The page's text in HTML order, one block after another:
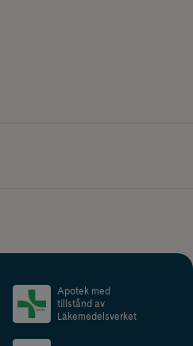
Apotek med
tillstånd av
Läkemedelsverket